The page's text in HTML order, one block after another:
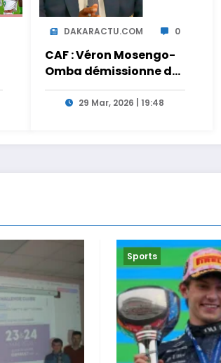
DAKARACTU.COM 0
CAF : Véron Mosengo-
Omba démissionne de
son poste de Secrétaire
Général29 Mar, 2026 | 19:48
Sports